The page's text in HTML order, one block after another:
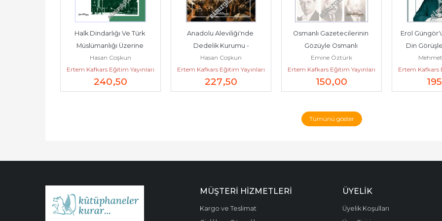
Halk Dindarlığı Ve Türk
Müslümanlığı Üzerine
Araştırmalar -        2026
Hasan Coşkun
Ertem Kafkars Eğitim Yayınları
240,50
Anadolu Aleviliği'nde
Dedelik Kurumu -
Hasan Coşkun
Ertem Kafkars Eğitim Yayınları
227,50
Osmanlı Gazetecilerinin
Gözüyle Osmanlı
Toplumunda Vatan
Sosyolojisi -...
Emine Öztürk
Ertem Kafkars Eğitim Yayınları
150,00
Erol
Din
Ertem Kafkars
195
Tümünü göster
MÜŞTERI HIZMETLERI
Kargo ve Teslimat
ÜYELIK
Üyelik Koşulları